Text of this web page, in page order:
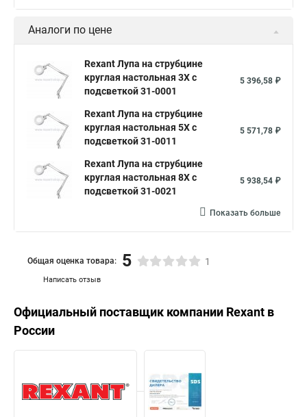
Аналоги по цене
Rexant Лупа на струбцине
круглая настольная 3Х с
подсветкой 31-0001
5 396,58 ₽
Rexant Лупа на струбцине
круглая настольная 5Х с
подсветкой 31-0011
5 571,78 ₽
Rexant Лупа на струбцине
круглая настольная 8Х с
подсветкой 31-0021
5 938,54 ₽
Показать больше
Написать отзыв
Общая оценка товара: 5 1
Официальный поставщик компании Rexant в
России